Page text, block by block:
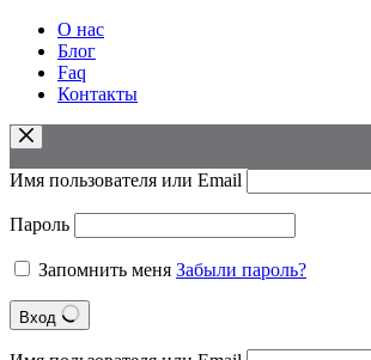
О нас
Блог
Faq
Контакты
Имя пользователя или Email
Пароль
Запомнить меня Забыли пароль?
Вход